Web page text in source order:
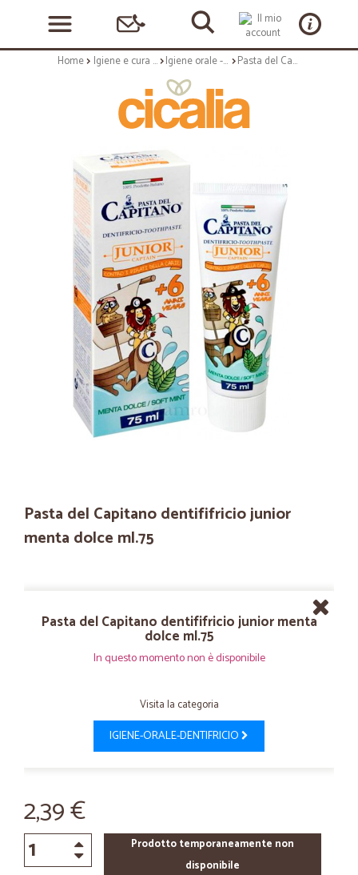
Home Igiene e cura personale Igiene orale - dentifricio Pasta del Capitano dentififricio junior menta dolce ml.75
Pasta del Capitano dentififricio junior
menta dolce ml.75
Pasta del Capitano dentififricio junior menta
dolce ml.75
In questo momento non è disponibile
Visita la categoria
IGIENE-ORALE-DENTIFRICIO
2,39 €
Prodotto temporaneamente non
disponibile